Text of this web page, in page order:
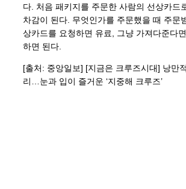
다. 처음 패키지를 주문한 사람의 선상카드
차감이 된다. 무엇인가를 주문했을 때 주문
상카드를 요청하면 유료, 그냥 가져다준다
하면 된다.
[출처: 중앙일보] [지금은 크루즈시대] 낭만
리…눈과 입이 즐거운 ‘지중해 크루즈’